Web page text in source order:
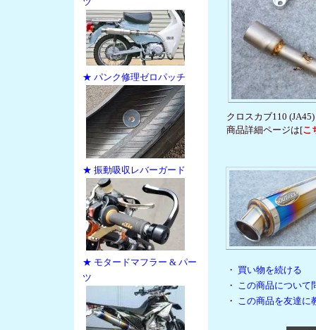
★ パンク修理ゼロパッチ
★ 振動吸収レバーガード
★ モタードマフラー & パー
ツ
クロスカブ110
商品詳細ページは[こ
・ 買い物を続ける
・ この商品について
・ この商品を友達に